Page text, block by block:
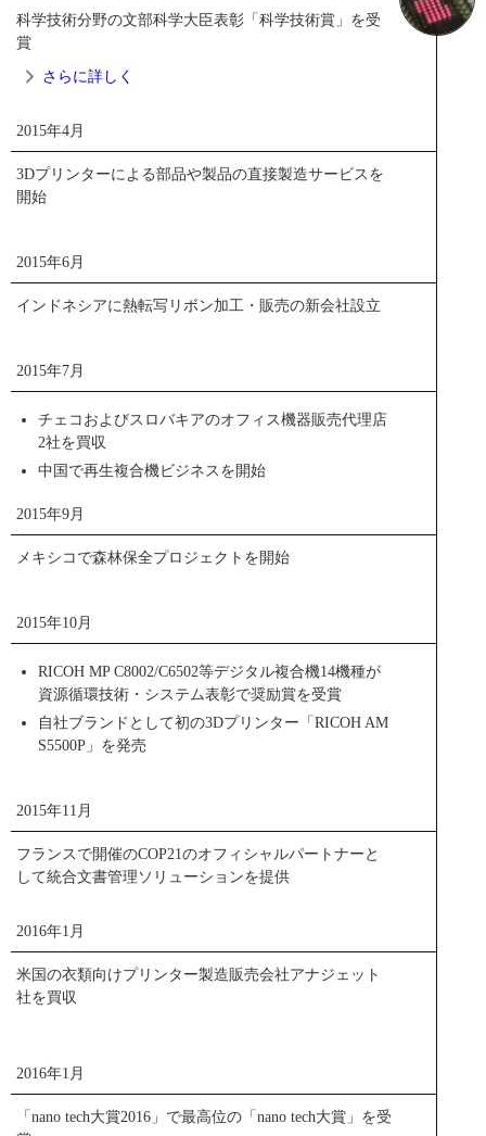
リコーブランド初となる３Dプリンター「RICOH AM 5500P」
（リコーインダストリアルソリューション
RICOH SV-M-S1
リコーインダストリアルソリューションズ株式会社が発売
ができる産業用ステレオカメラ「RICOH SV-M-S1」は装置
の「目」の役割を果たし、対象物を3次元計測することでシ
精度約±1mm（実測値）という高精度検出を実現させまし
た。撮影から画像処理、視差演算までを全てカメラ内部で
行うことでデータ処理速度が向上するため、30fpsの高フレ
ーではこのほか、FA（Factory Automation）カメラも多彩に
ラインアップし ています。
ニュースリリース
商品サイト
科学技術分野の文部科学大臣表彰「科学技術賞」を受
賞
さらに詳しく
2015年4月
1mm2以下の面積に40の光源を配置したリコーの40チャンネルVCSEL
術研究所技師長の佐藤俊一と、同研究所東北研究センター
の軸谷直人が、平成27年度科学技術分野の文部科学大臣表
彰において科学技術賞を受賞しました。このVCSELの搭載
により、印刷物の多品種・短納期・小ロット化といった近
年の新しい印刷(オンデマンド印刷)需要に応えられるプリン
限に抑えられるという効果から地球環境保全にも貢献して
います。
2015年4月
3Dプリンターによる部品や製品の直接製造サービスを
開始
2015年6月
インドネシアに熱転写リボン加工・販売の新会社設立
2015年7月
チェコおよびスロバキアのオフィス機器販売代理店
2社を買収
中国で再生複合機ビジネスを開始
2015年9月
メキシコで森林保全プロジェクトを開始
2015年10月
RICOH MP C8002/C6502等デジタル複合機14機種が
資源循環技術・システム表彰で奨励賞を受賞
自社ブランドとして初の3Dプリンター「RICOH AM
S5500P」を発売
2015年11月
フランスで開催のCOP21のオフィシャルパートナーと
して統合文書管理ソリューションを提供
2016年1月
米国の衣類向けプリンター製造販売会社アナジェット
社を買収
2016年1月
「nano tech大賞2016」で最高位の「nano tech大賞」を受